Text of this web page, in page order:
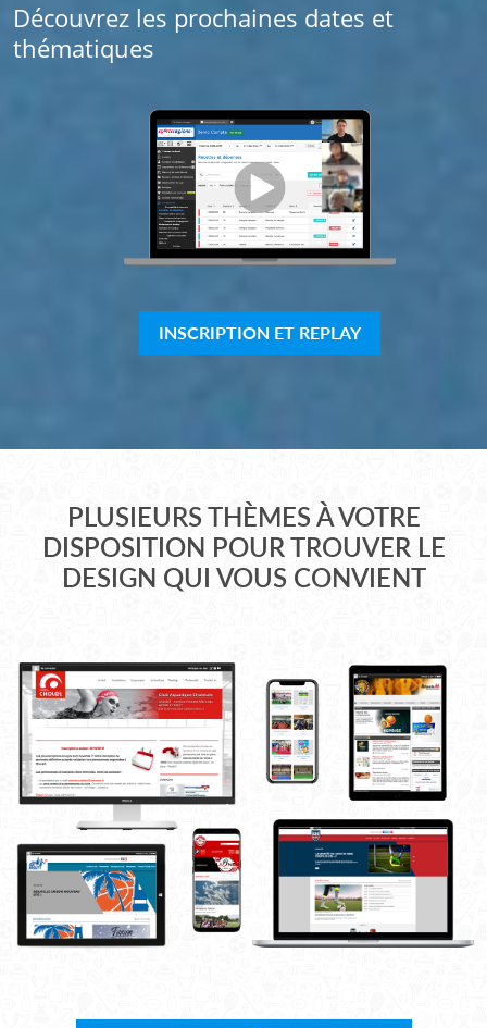
Découvrez les prochaines dates et
thématiques
INSCRIPTION ET REPLAY
PLUSIEURS THÈMES À VOTRE
DISPOSITION POUR TROUVER LE
DESIGN QUI VOUS CONVIENT